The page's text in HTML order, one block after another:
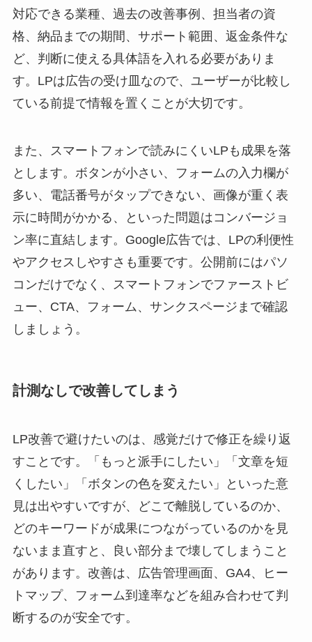
対応できる業種、過去の改善事例、担当者の資
格、納品までの期間、サポート範囲、返金条件な
ど、判断に使える具体語を入れる必要がありま
す。LPは広告の受け皿なので、ユーザーが比較し
ている前提で情報を置くことが大切です。
また、スマートフォンで読みにくいLPも成果を落
とします。ボタンが小さい、フォームの入力欄が
多い、電話番号がタップできない、画像が重く表
示に時間がかかる、といった問題はコンバージョ
ン率に直結します。Google広告では、LPの利便性
やアクセスしやすさも重要です。公開前にはパソ
コンだけでなく、スマートフォンでファーストビ
ュー、CTA、フォーム、サンクスページまで確認
しましょう。
計測なしで改善してしまう
LP改善で避けたいのは、感覚だけで修正を繰り返
すことです。「もっと派手にしたい」「文章を短
くしたい」「ボタンの色を変えたい」といった意
見は出やすいですが、どこで離脱しているのか、
どのキーワードが成果につながっているのかを見
ないまま直すと、良い部分まで壊してしまうこと
があります。改善は、広告管理画面、GA4、ヒー
トマップ、フォーム到達率などを組み合わせて判
断するのが安全です。